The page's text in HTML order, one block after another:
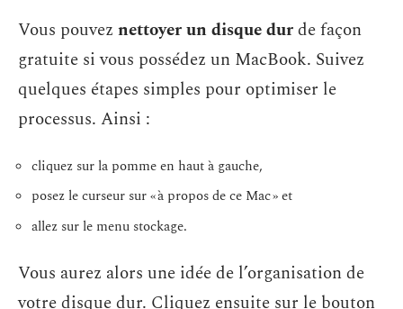
Vous pouvez nettoyer un disque durde façon
gratuite si vous possédez un MacBook. Suivez
quelques étapes simples pour optimiser le
processus. Ainsi :
cliquez sur la pomme en haut à gauche,
posez le curseur sur « à propos de ce Mac » et
allez sur le menu stockage.
Vous aurez alors une idée de l’organisation de
votre disque dur. Cliquez ensuite sur le bouton